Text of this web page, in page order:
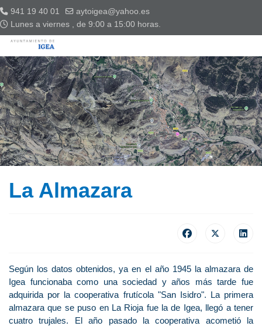
941 19 40 01
aytoigea@yahoo.es
Lunes a viernes , de 9:00 a 15:00 horas.
La Almazara
Según los datos obtenidos, ya en el año 1945 la almazara de
Igea funcionaba como una sociedad y años más tarde fue
adquirida por la cooperativa frutícola "San Isidro". La primera
almazara que se puso en La Rioja fue la de Igea, llegó a tener
cuatro trujales. El año pasado la cooperativa acometió la